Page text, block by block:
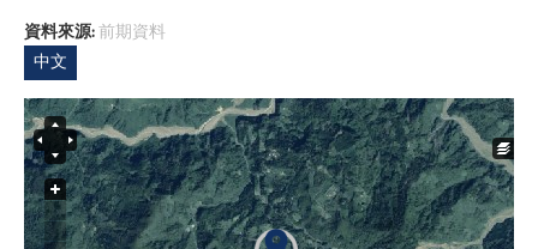
資料來源:前期資料
中文